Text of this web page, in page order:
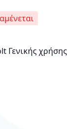
Γενικής χρήσης